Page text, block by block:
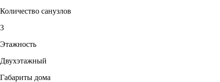
Количество санузлов
3
Этажность
Двухэтажный
Габариты дома